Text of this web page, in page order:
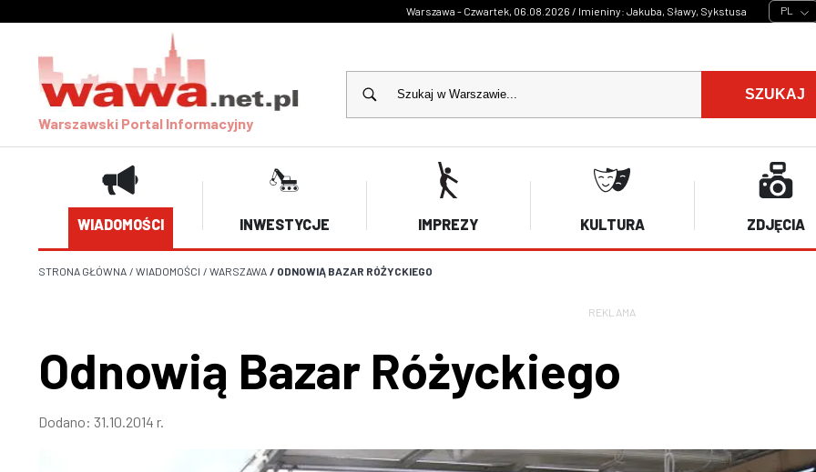
Warszawa - Czwartek, 06.08.2026 / Imieniny: Jakuba, Sławy, Sykstusa PL
Warszawski Portal Informacyjny
SZUKAJ
WIADOMOŚCI INWESTYCJE IMPREZY KULTURA ZDJĘCIA
STRONA GŁÓWNA / WIADOMOŚCI / WARSZAWA / ODNOWIĄ BAZAR RÓŻYCKIEGO
REKLAMA
Odnowią Bazar Różyckiego
Dodano: 31.10.2014 r.